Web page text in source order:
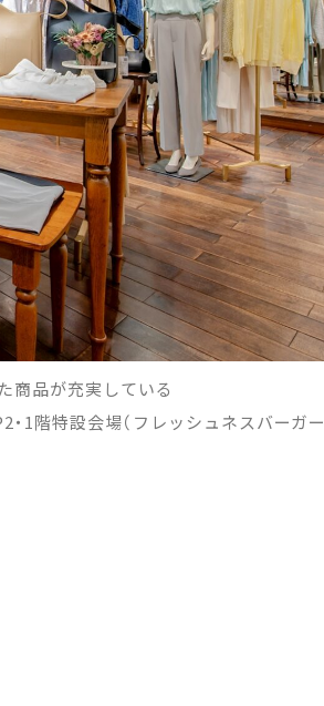
商品が充実している
・1階特設会場（フレッシュネスバーガー